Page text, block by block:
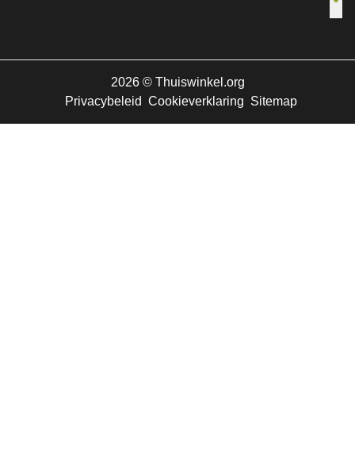
2026 ©Thuiswinkel.org
Privacybeleid Cookieverklaring Sitemap